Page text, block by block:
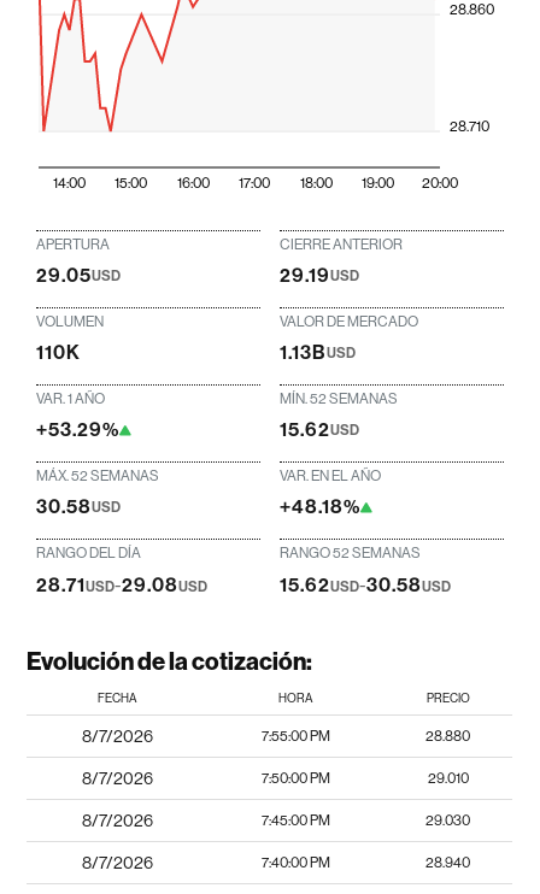
14:00 15:00 16:00 17:00 18:00 19:00 20:00
28.710
28.860
APERTURA
29.05USD
CIERRE ANTERIOR
29.19USD
VOLUMEN
110K
VALOR DE MERCADO
1.13BUSD
VAR. 1 AÑO
+53.29%
MÍN. 52 SEMANAS
15.62USD
MÁX. 52 SEMANAS
30.58USD
VAR. EN EL AÑO
+48.18%
RANGO DEL DÍA
28.71USD-29.08USD
RANGO 52 SEMANAS
15.62USD-30.58USD
Evolución de la cotización:
FECHA HORA PRECIO
8/7/2026 7:55:00 PM 28.880
8/7/2026 7:50:00 PM 29.010
8/7/2026 7:45:00 PM 29.030
8/7/2026 7:40:00 PM 28.940